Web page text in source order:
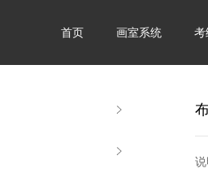
首页 画室系统